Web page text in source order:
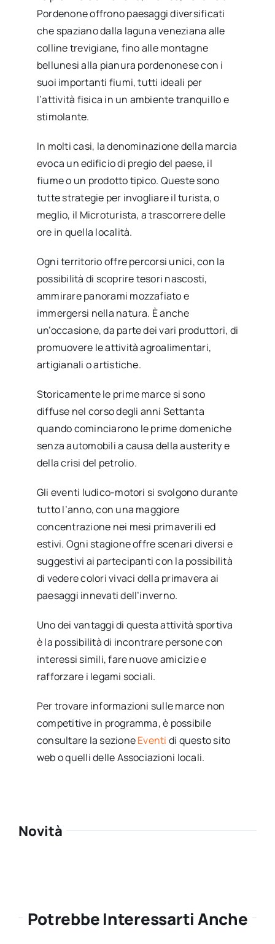
Pordenone offrono paesaggi diversificati
che spaziano dalla laguna veneziana alle
colline trevigiane, fino alle montagne
bellunesi alla pianura pordenonese con i
suoi importanti fiumi, tutti ideali per
l’attività fisica in un ambiente tranquillo e
stimolante.
In molti casi, la denominazione della marcia
evoca un edificio di pregio del paese, il
fiume o un prodotto tipico. Queste sono
tutte strategie per invogliare il turista, o
meglio, il Microturista, a trascorrere delle
ore in quella località.
Ogni territorio offre percorsi unici, con la
possibilità di scoprire tesori nascosti,
ammirare panorami mozzafiato e
immergersi nella natura. È anche
un’occasione, da parte dei vari produttori, di
promuovere le attività agroalimentari,
artigianali o artistiche.
Storicamente le prime marce si sono
diffuse nel corso degli anni Settanta
quando cominciarono le prime domeniche
senza automobili a causa della austerity e
della crisi del petrolio.
Gli eventi ludico-motori si svolgono durante
tutto l’anno, con una maggiore
concentrazione nei mesi primaverili ed
estivi. Ogni stagione offre scenari diversi e
suggestivi ai partecipanti con la possibilità
di vedere colori vivaci della primavera ai
paesaggi innevati dell’inverno.
Uno dei vantaggi di questa attività sportiva
è la possibilità di incontrare persone con
interessi simili, fare nuove amicizie e
rafforzare i legami sociali.
Per trovare informazioni sulle marce non
competitive in programma, è possibile
consultare la sezioneEventi di questo sito
web o quelli delle Associazioni locali.
Novità
Potrebbe Interessarti Anche